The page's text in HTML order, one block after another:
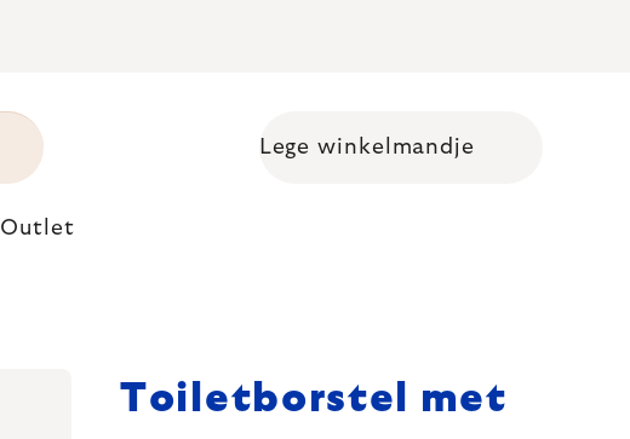
Shopping cart
Lege winkelmandje
Outlet
Toiletborstel met